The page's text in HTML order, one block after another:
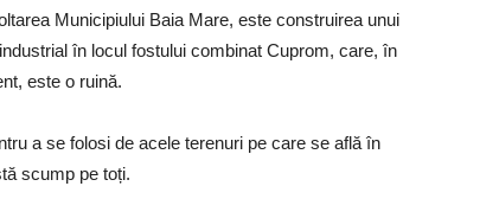
Municipiului Baia Mare, este construirea unui
în locul fostului combinat Cuprom, care, în
este o ruină.
a se folosi de acele terenuri pe care se află în
scump pe toți.